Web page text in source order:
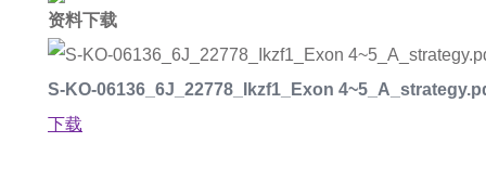
资料下载
S-KO-06136_6J_22778_Ikzf1_Exon
下载